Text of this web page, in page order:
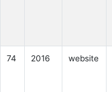
74 2016 website